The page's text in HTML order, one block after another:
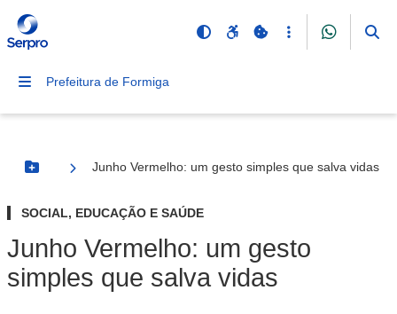
Prefeitura de Formiga
Botão Menu
Junho Vermelho: um gesto simples que salva vidas
SOCIAL, EDUCAÇÃO E SAÚDE
Junho Vermelho: um gesto
simples que salva vidas